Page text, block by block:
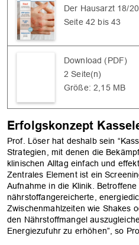
Der Hausarzt 18/
Seite 42 bis 43
Download (PDF)
2 Seite(n)
Größe: 2,15 MB
Erfolgskonzept
Prof. Löser hat deshalb sein
Strategien, mit denen die
klinischen Alltag einfach und
Zentrales Element ist ein
Aufnahme in die Klinik.
nährstoffangereicherte,
Zwischenmahlzeiten wie Shakes
den Nährstoffmangel
Energiezufuhr zu erhöhen”, so